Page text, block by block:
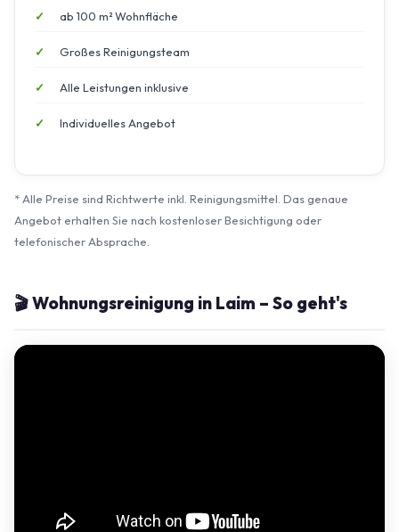
ab 100 m² Wohnfläche
Großes Reinigungsteam
Alle Leistungen inklusive
Individuelles Angebot
* Alle Preise sind Richtwerte inkl. Reinigungsmittel. Das genaue
Angebot erhalten Sie nach kostenloser Besichtigung oder
telefonischer Absprache.
🎬 Wohnungsreinigung in Laim – So geht's